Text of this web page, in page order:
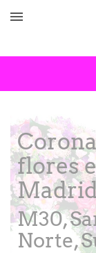

flores
M30,
Norte,